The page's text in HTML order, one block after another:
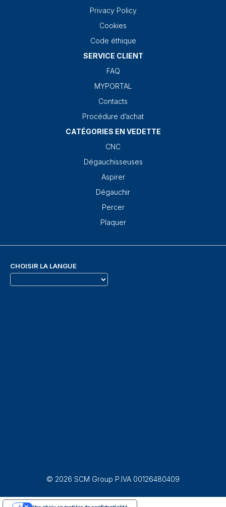
Privacy Policy
Cookies
Code éthique
SERVICE CLIENT
FAQ
MYPORTAL
Contacts
Procédure d’achat
CATÉGORIES EN VEDETTE
CNC
Dégauchisseuses
Aspirer
Dégauchir
Percer
Plaquer
CHOISIR LA LANGUE
© 2026 SCM Group P.IVA 00126480409